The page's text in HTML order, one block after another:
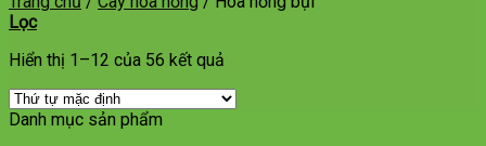
Lọc
Hiển thị 1–12 của 56 kết quả
Danh mục sản phẩm